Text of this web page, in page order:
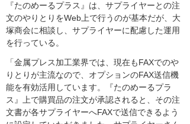
『たのめーるプラス』は、サプライヤーとの注
文のやりとりをWeb上で行うのが基本だが、大
塚商会に相談し、サプライヤーに配慮した運用
を行っている。
「金属プレス加工業界では、現在もFAXでのや
りとりが主流なので、オプションのFAX送信機
能を有効活用しています。『たのめーるプラ
ス』上で購買品の注文が承認されると、その注
文書が各サプライヤーへFAXで送信できるよう